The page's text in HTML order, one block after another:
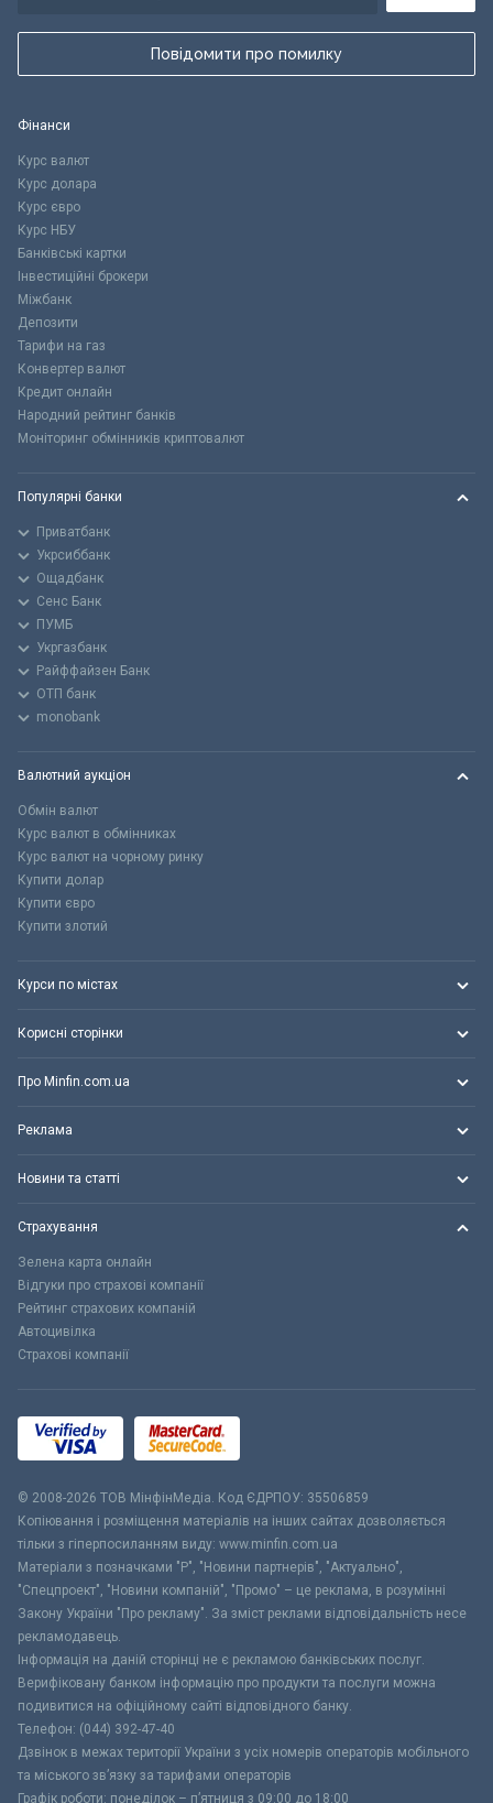
Повідомити про помилку
Фінанси
Курс валют
Курс долара
Курс євро
Курс НБУ
Банківські картки
Інвестиційні брокери
Міжбанк
Депозити
Тарифи на газ
Конвертер валют
Кредит онлайн
Народний рейтинг банків
Моніторинг обмінників криптовалют
Популярні банки
Приватбанк
Укрсиббанк
Ощадбанк
Сенс Банк
ПУМБ
Укргазбанк
Райффайзен Банк
ОТП банк
monobank
Валютний аукціон
Обмін валют
Курс валют в обмінниках
Курс валют на чорному ринку
Купити долар
Купити євро
Купити злотий
Курси по містах
Корисні сторінки
Про Minfin.com.ua
Реклама
Новини та статті
Страхування
Зелена карта онлайн
Відгуки про страхові компанії
Рейтинг страхових компаній
Автоцивілка
Страхові компанії
© 2008-2026 ТОВ МiнфiнМедiа. Код ЄДРПОУ: 35506859
Копіювання і розміщення матеріалів на інших сайтах дозволяється
тільки з гіперпосиланням виду: www.minfin.com.ua
Матеріали з позначками "Р", "Новини партнерів", "Актуально",
"Спецпроект", "Новини компаній", "Промо" – це реклама, в розумінні
Закону України "Про рекламу". За зміст реклами відповідальність несе
рекламодавець.
Інформація на даній сторінці не є рекламою банківських послуг.
Верифіковану банком інформацію про продукти та послуги можна
подивитися на офіційному сайті відповідного банку.
Телефон: (044) 392-47-40
Дзвінок в межах території України з усіх номерів операторів мобільного
та міського зв’язку за тарифами операторів
Графік роботи: понеділок – п’ятниця з 09:00 до 18:00